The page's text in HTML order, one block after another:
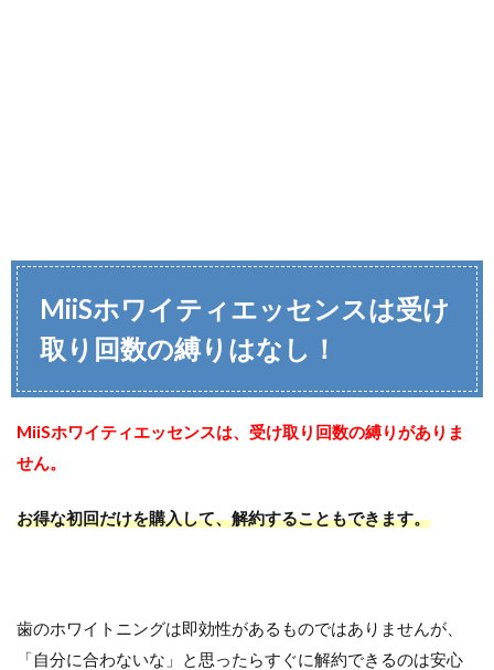
MiiSホワイティエッセンスは受け
取り回数の縛りはなし！
MiiSホワイティエッセンスは、受け取り回数の縛りがありま
せん。
お得な初回だけを購入して、解約することもできます。
歯のホワイトニングは即効性があるものではありませんが、
「自分に合わないな」と思ったらすぐに解約できるのは安心